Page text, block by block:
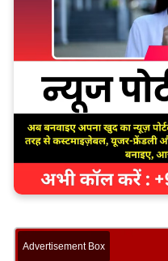
Advertisement Box